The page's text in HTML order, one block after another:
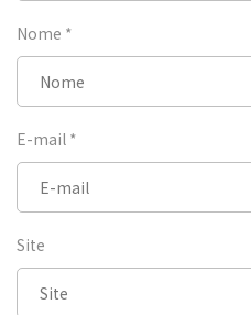
Nome *
E-mail *
Site